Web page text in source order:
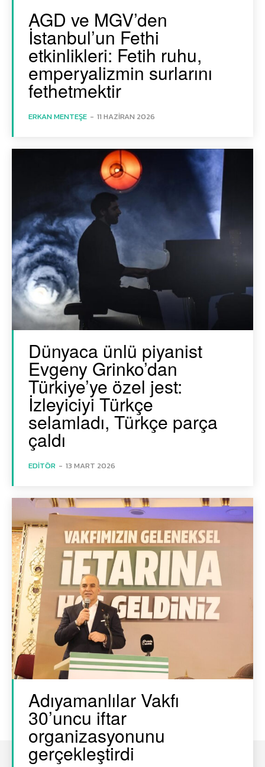
AGD ve MGV’den
İstanbul’un Fethi
etkinlikleri: Fetih ruhu,
emperyalizmin surlarını
fethetmektir
ERKAN MENTEŞE - 11 HAZIRAN 2026
Dünyaca ünlü piyanist
Evgeny Grinko’dan
Türkiye’ye özel jest:
İzleyiciyi Türkçe
selamladı, Türkçe parça
çaldı
EDITÖR - 13 MART 2026
Adıyamanlılar Vakfı
30’uncu iftar
organizasyonunu
gerçekleştirdi